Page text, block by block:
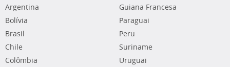
Argentina
Bolívia
Brasil
Chile
Colômbia
Guiana Francesa
Paraguai
Peru
Suriname
Uruguai